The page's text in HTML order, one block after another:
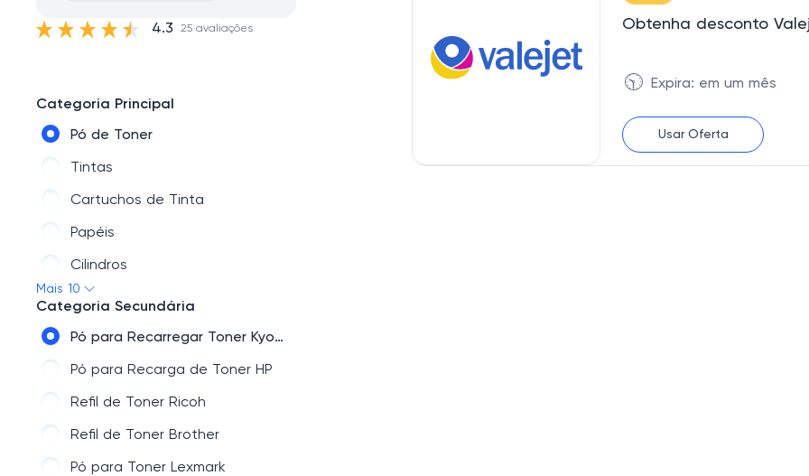
4.3 25 avaliações
Categoria Principal
Pó de Toner
Tintas
Cartuchos de Tinta
Papéis
Cilindros
Sublimação
Ofertas
Toner
Recarga de Toner
Chip
Mais 10
Categoria Secundária
Pó para Recarregar Toner Kyocera
Pó para Recarga de Toner HP
Refil de Toner Ricoh
Refil de Toner Brother
Pó para Toner Lexmark
Obtenha desconto
🕥 Expira: em um mês
Usar Oferta